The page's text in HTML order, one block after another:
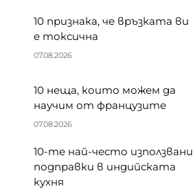
10 признака, че връзката ви
е токсична
07.08.2026
10 неща, които можем да
научим от французите
07.08.2026
10-те най-често използвани
подправки в индийската
кухня